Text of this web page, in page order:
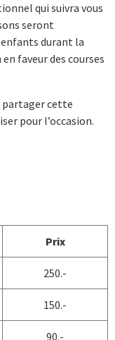
qui suivra vous
seront
durant la
faveur des courses
partager cette
pour l’occasion.
Prix
250.-
150.-
90.-